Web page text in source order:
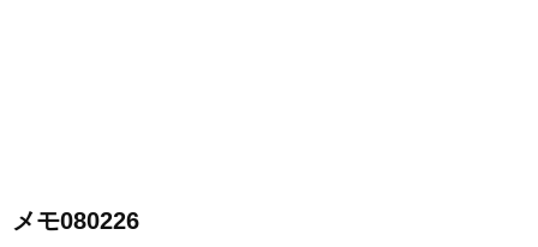
メモ080226